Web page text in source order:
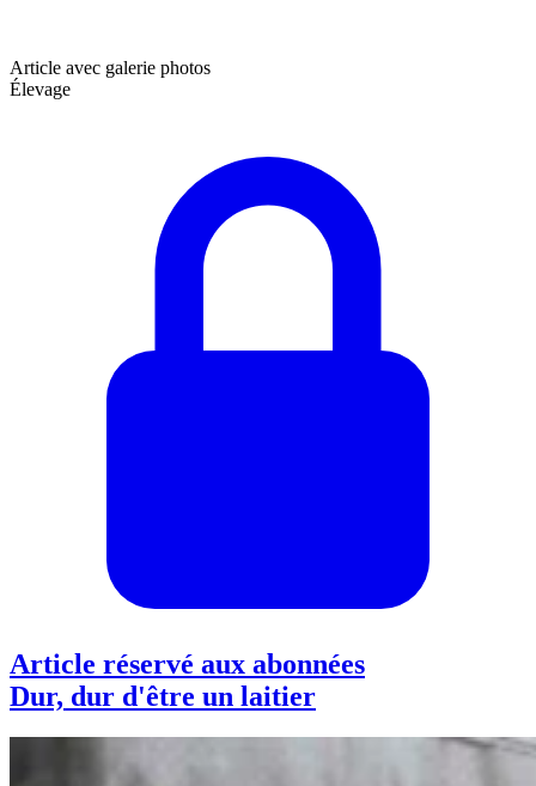
Article avec galerie photos
Élevage
Article réservé aux abonnées
Dur, dur d'être un laitier